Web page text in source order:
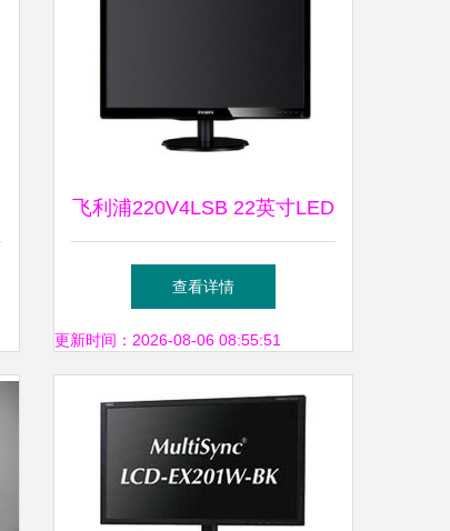
飞利浦220V4LSB 22英寸LED
背光宽屏液晶显示器深度评测
查看详情
更新时间：2026-08-06 08:55:51